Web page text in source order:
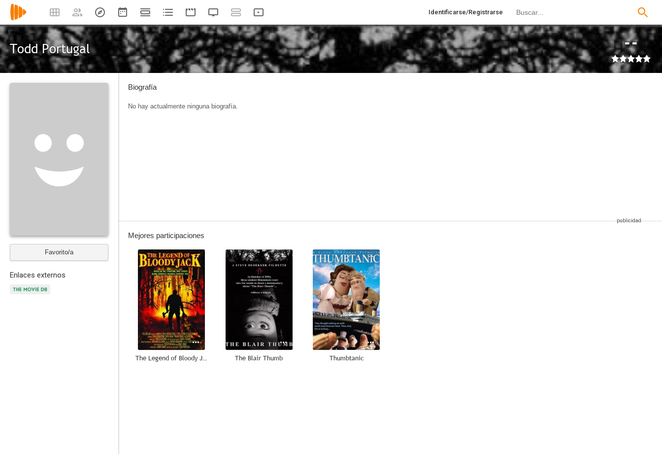
Identificarse/Registrarse
Todd Portugal --
Favorito/a
Enlaces externos
Biografía
No hay actualmente ninguna biografía.
Mejores participaciones
--
The Legend of Bloody Jack
--
The Blair Thumb
--
Thumbtanic